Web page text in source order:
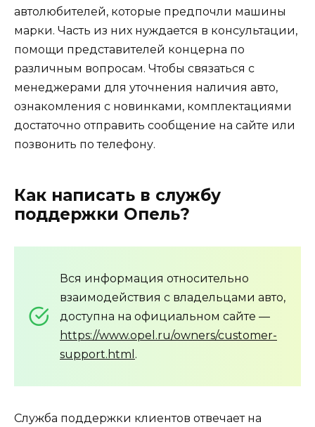
автолюбителей, которые предпочли машины
марки. Часть из них нуждается в консультации,
помощи представителей концерна по
различным вопросам. Чтобы связаться с
менеджерами для уточнения наличия авто,
ознакомления с новинками, комплектациями
достаточно отправить сообщение на сайте или
позвонить по телефону.
Как написать в службу
поддержки Опель?
Вся информация относительно
взаимодействия с владельцами авто,
доступна на официальном сайте —
https://www.opel.ru/owners/customer-
support.html .
Служба поддержки клиентов отвечает на